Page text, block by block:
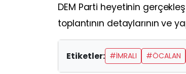
DEM Parti heyetinin
toplantının detaylarının ve
Etiketler: #IMRALI #ÖCALAN